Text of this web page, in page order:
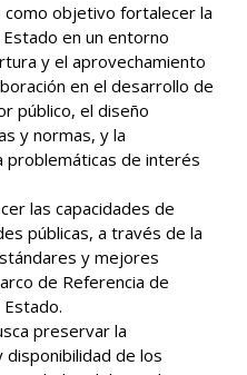
como objetivo fortalecer la
en un entorno
y el aprovechamiento
en el desarrollo de
público, el diseño
y normas, y la
problemáticas de interés
las capacidades de
públicas, a través de la
y mejores
de Referencia de
preservar la
disponibilidad de los